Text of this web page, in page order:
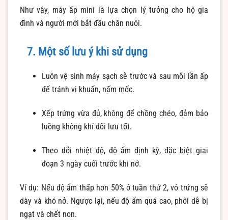
Như vậy, máy ấp mini là lựa chọn lý tưởng cho hộ gia
đình và người mới bắt đầu chăn nuôi.
7. Một số lưu ý khi sử dụng
Luôn vệ sinh máy sạch sẽ trước và sau mỗi lần ấp
để tránh vi khuẩn, nấm mốc.
Xếp trứng vừa đủ, không để chồng chéo, đảm bảo
luồng không khí đối lưu tốt.
Theo dõi nhiệt độ, độ ẩm định kỳ, đặc biệt giai
đoạn 3 ngày cuối trước khi nở.
Ví dụ: Nếu độ ẩm thấp hơn 50% ở tuần thứ 2, vỏ trứng sẽ
dày và khó nở. Ngược lại, nếu độ ẩm quá cao, phôi dễ bị
ngạt và chết non.